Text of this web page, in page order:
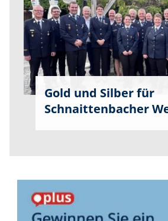
Gold und Silber für
Schnaittenbacher